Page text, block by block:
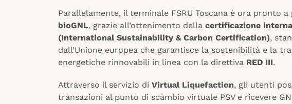
Parallelamente, il terminale FSRU Toscana è ora pronto a
bioGNL, grazie all’ottenimento della certificazione
(International Sustainability & Carbon Certification),
dall’Unione europea che garantisce la sostenibilità e la
energetiche rinnovabili in linea con la direttiva RED III.
Attraverso il servizio di Virtual Liquefaction, gli utenti
transazioni al punto di scambio virtuale PSV e ricevere